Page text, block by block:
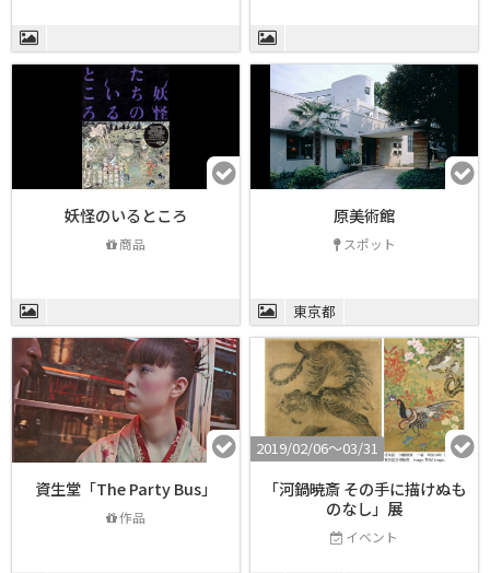
妖怪のいるところ
商品
原美術館
スポット
東京都
資生堂「The Party Bus」
作品
2019/02/06〜03/31
「河鍋暁斎 その手に描けぬも
のなし」展
イベント